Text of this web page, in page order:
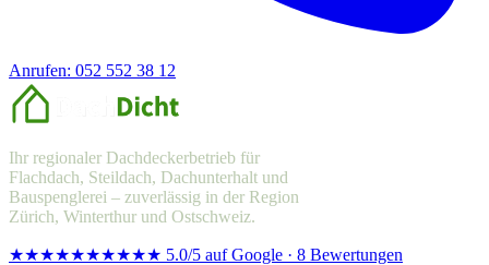
Anrufen: 052 552 38 12
Ihr regionaler Dachdeckerbetrieb für
Flachdach, Steildach, Dachunterhalt und
Bauspenglerei – zuverlässig in der Region
Zürich, Winterthur und Ostschweiz.
★★★★★★★★★★ 5.0/5 auf Google · 8 Bewertungen